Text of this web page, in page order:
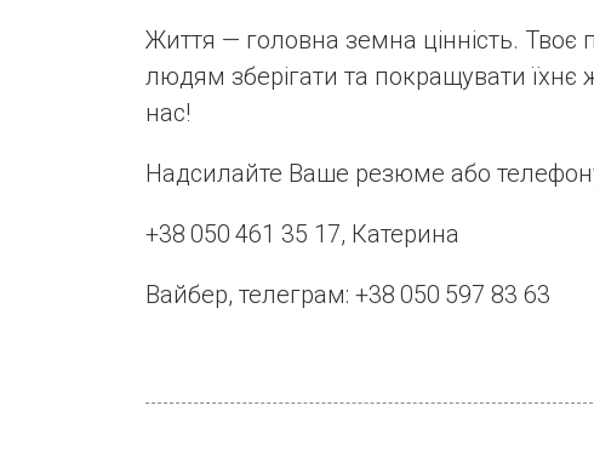
Життя — головна земна цінність.
людям зберігати та покращувати їхнє
нас!
Надсилайте Ваше резюме або
+38 050 461 35 17, Катерина
Вайбер, телеграм: +38 050 597 83 63